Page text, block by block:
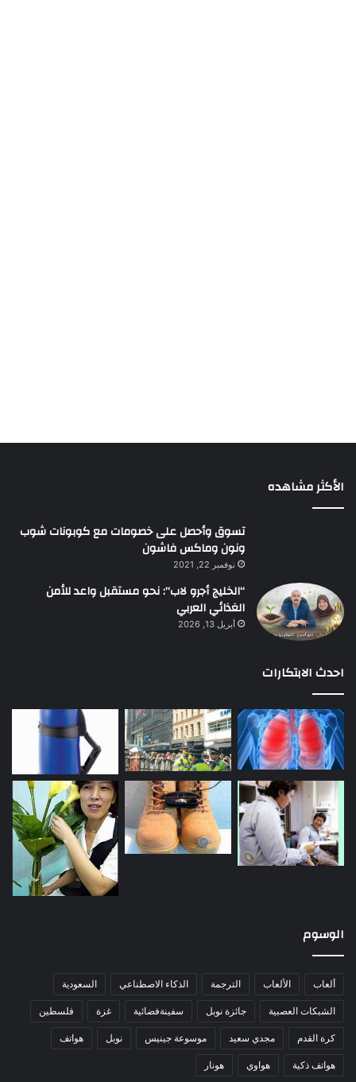
الأكثر مشاهده
تسوق وأحصل على خصومات مع كوبونات شوب
ونون وماكس فاشون
نوفمبر 22, 2021
“الخليج أجرو لاب”: نحو مستقبل واعد للأمن
الغذائي العربي
أبريل 13, 2026
احدث الابتكارات
الوسوم
ألعاب الألعاب الترجمة الذكاء الاصطناعي السعودية
الشبكات العصبية جائزة نوبل سفينةفضائية غزة فلسطين
كرة القدم مجدي سعيد موسوعة جينيس نوبل هواتف
هواتف ذكية هواوي هونار